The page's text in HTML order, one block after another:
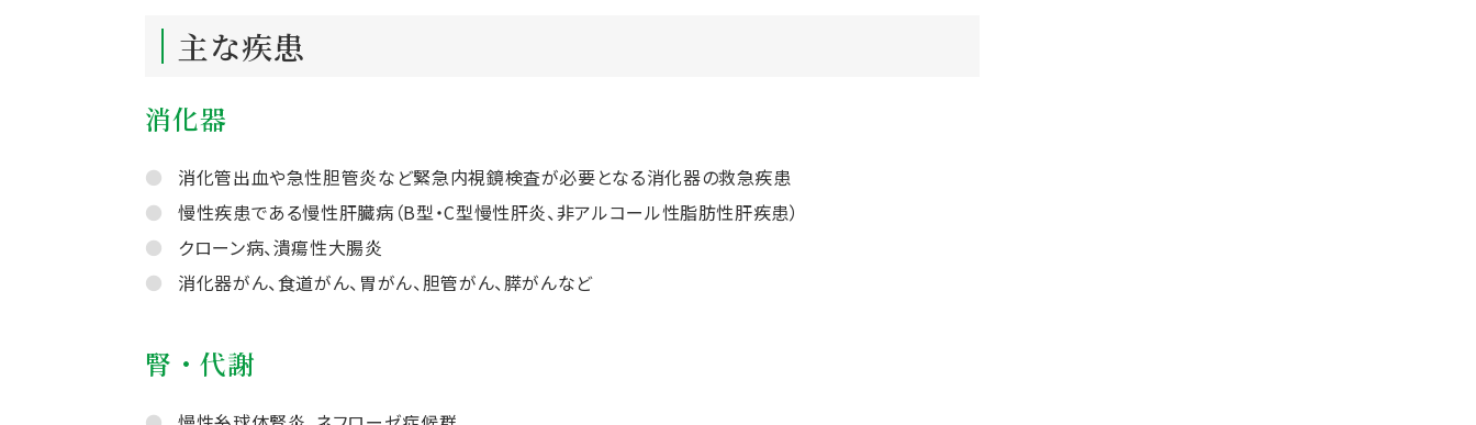
主な疾患
消化器
消化管出血や急性胆管炎など緊急内視鏡検査が必要となる消化器の救急疾患
慢性疾患である慢性肝臓病（B型・C型慢性肝炎、非アルコール性脂肪性肝疾患）
クローン病、潰瘍性大腸炎
消化器がん、食道がん、胃がん、胆管がん、膵がんなど
腎・代謝